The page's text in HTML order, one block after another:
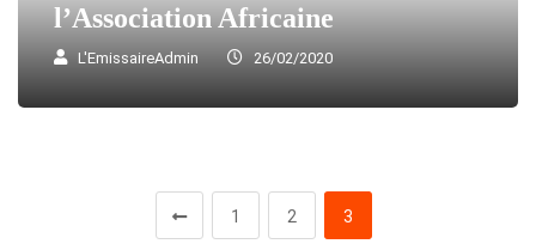
l’Association Africaine
L'EmissaireAdmin 26/02/2020
1 2 3